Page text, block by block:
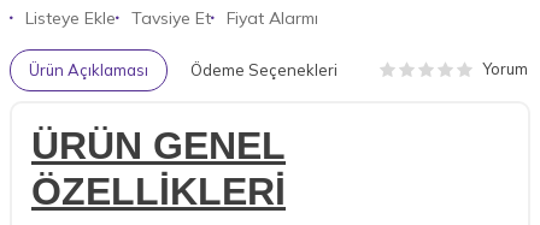
Listeye Ekle Tavsiye Et Fiyat Alarmı
Ürün Açıklaması Ödeme Seçenekleri Yorum
ÜRÜN GENEL
ÖZELLİKLERİ